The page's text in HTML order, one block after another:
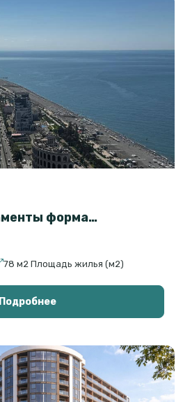
Готовые апаратаменты формата 2+1 на первой линии с прямым видом на море
78 м2 Площадь жилья (м2)
Подробнее